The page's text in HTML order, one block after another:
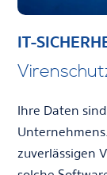
IT-
Ihre Daten
zuverlässigen